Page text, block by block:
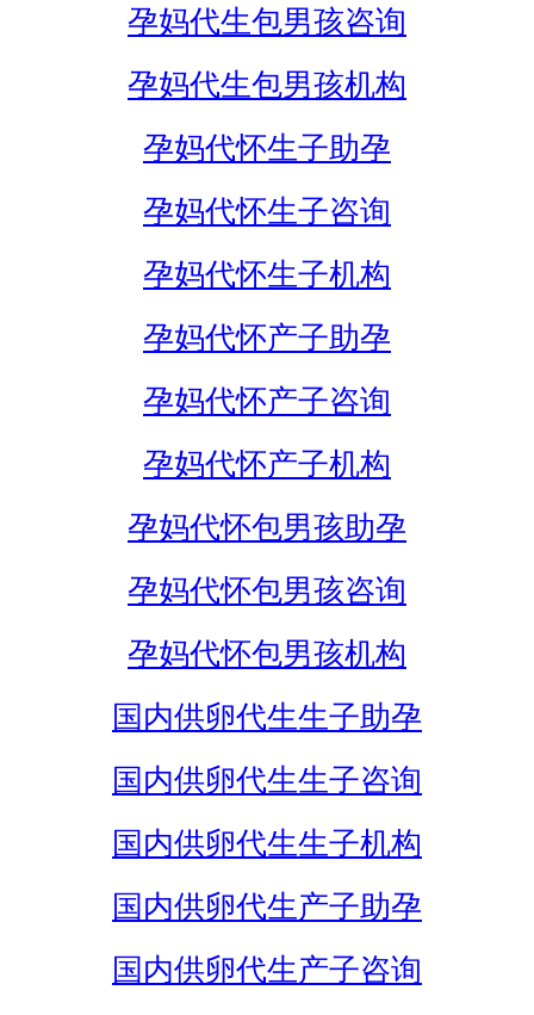
孕妈代生包男孩咨询
孕妈代生包男孩机构
孕妈代怀生子助孕
孕妈代怀生子咨询
孕妈代怀生子机构
孕妈代怀产子助孕
孕妈代怀产子咨询
孕妈代怀产子机构
孕妈代怀包男孩助孕
孕妈代怀包男孩咨询
孕妈代怀包男孩机构
国内供卵代生生子助孕
国内供卵代生生子咨询
国内供卵代生生子机构
国内供卵代生产子助孕
国内供卵代生产子咨询